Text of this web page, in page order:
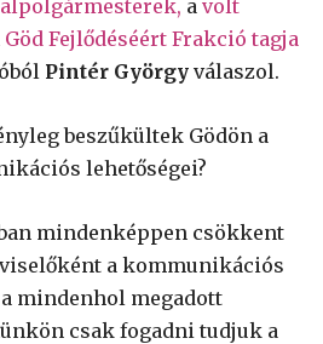
alpolgármesterek, a volt
Göd Fejlődéséért Frakció tagja
Pintér György válaszol.
beszűkültek Gödön a
lehetőségei?
mindenképpen csökkent
a kommunikációs
mindenhol megadott
csak fogadni tudjuk a